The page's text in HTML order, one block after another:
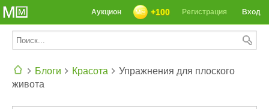
Вход
Регистрация
+100
Аукцион
Блоги Красота
Упражнения для плоского
живота